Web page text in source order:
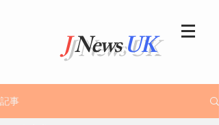
JNewsUK
記事